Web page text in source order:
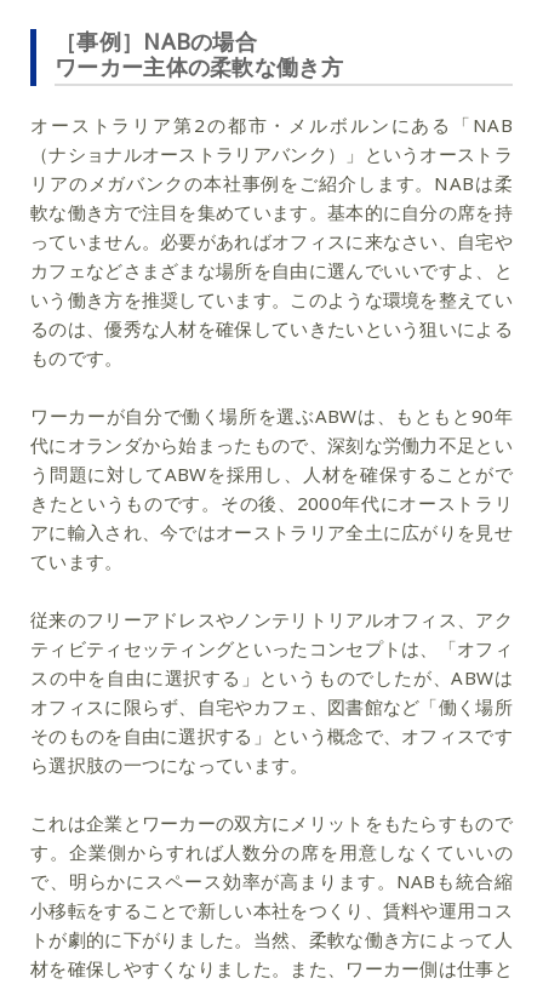
［事例］NABの場合
ワーカー主体の柔軟な働き方
オーストラリア第2の都市・メルボルンにある「NAB
（ナショナルオーストラリアバンク）」というオーストラ
リアのメガバンクの本社事例をご紹介します。NABは柔
軟な働き方で注目を集めています。基本的に自分の席を持
っていません。必要があればオフィスに来なさい、自宅や
カフェなどさまざまな場所を自由に選んでいいですよ、と
いう働き方を推奨しています。このような環境を整えてい
るのは、優秀な人材を確保していきたいという狙いによる
ものです。
ワーカーが自分で働く場所を選ぶABWは、もともと90年
代にオランダから始まったもので、深刻な労働力不足とい
う問題に対してABWを採用し、人材を確保することがで
きたというものです。その後、2000年代にオーストラリ
アに輸入され、今ではオーストラリア全土に広がりを見せ
ています。
従来のフリーアドレスやノンテリトリアルオフィス、アク
ティビティセッティングといったコンセプトは、「オフィ
スの中を自由に選択する」というものでしたが、ABWは
オフィスに限らず、自宅やカフェ、図書館など「働く場所
そのものを自由に選択する」という概念で、オフィスです
ら選択肢の一つになっています。
これは企業とワーカーの双方にメリットをもたらすもので
す。企業側からすれば人数分の席を用意しなくていいの
で、明らかにスペース効率が高まります。NABも統合縮
小移転をすることで新しい本社をつくり、賃料や運用コス
トが劇的に下がりました。当然、柔軟な働き方によって人
材を確保しやすくなりました。また、ワーカー側は仕事と